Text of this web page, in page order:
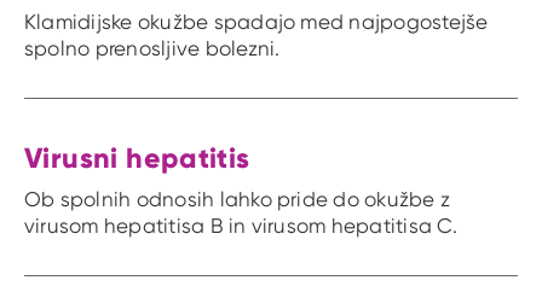
Klamidijske okužbe spadajo med najpogostejše
spolno prenosljive bolezni.
Virusni hepatitis
Ob spolnih odnosih lahko pride do okužbe z
virusom hepatitisa B in virusom hepatitisa C.